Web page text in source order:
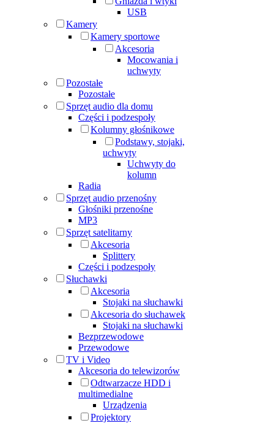
USB
Kamery
Kamery sportowe
Akcesoria
Mocowania i
uchwyty
Pozostałe
Pozostałe
Sprzęt audio dla domu
Części i podzespoły
Kolumny głośnikowe
Podstawy, stojaki,
uchwyty
Uchwyty do
kolumn
Radia
Sprzęt audio przenośny
Głośniki przenośne
MP3
Sprzęt satelitarny
Akcesoria
Splittery
Części i podzespoły
Słuchawki
Akcesoria
Stojaki na słuchawki
Akcesoria do słuchawek
Stojaki na słuchawki
Bezprzewodowe
Przewodowe
TV i Video
Akcesoria do telewizorów
Odtwarzacze HDD i
multimedialne
Urządzenia
Projektory